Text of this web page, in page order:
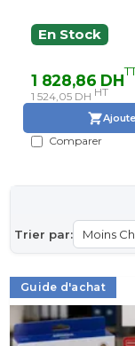
En Stock
1 828,86 DH
1 524,05 DH HT
Comparer
Trier par:
Guide d'achat